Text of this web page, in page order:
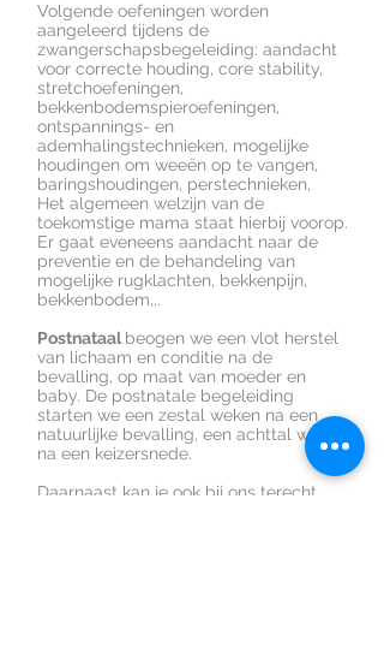
Volgende oefeningen worden
aangeleerd tijdens de
zwangerschapsbegeleiding: aandacht
voor correcte houding, core stability,
stretchoefeningen,
bekkenbodemspieroefeningen,
ontspannings- en
ademhalingstechnieken, mogelijke
houdingen om weeën op te vangen,
baringshoudingen, perstechnieken,
Het algemeen welzijn van de
toekomstige mama staat hierbij voorop.
Er gaat eveneens aandacht naar de
preventie en de behandeling van
mogelijke rugklachten, bekkenpijn,
bekkenbodem,..
Postnataalbeogen we een vlot herstel
van lichaam en conditie na de
bevalling, op maat van moeder en
baby. De postnatale begeleiding
starten we een zestal weken na een
natuurlijke bevalling, een achttal weken
na een keizersnede.
Daarnaast kan je ook bij ons terecht